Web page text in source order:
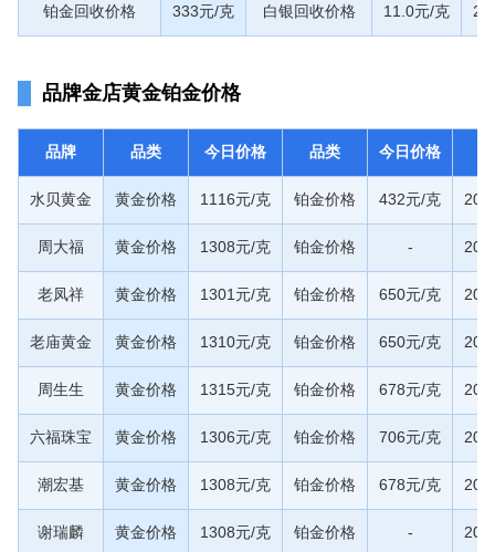
铂金回收价格 333元/克 白银回收价格 11.0元/克
品牌金店黄金铂金价格
品牌 品类 今日价格 品类 今日价格
水贝黄金 黄金价格 1116元/克 铂金价格 432元/克
周大福 黄金价格 1308元/克 铂金价格 -
老凤祥 黄金价格 1301元/克 铂金价格 650元/克
老庙黄金 黄金价格 1310元/克 铂金价格 650元/克
周生生 黄金价格 1315元/克 铂金价格 678元/克
六福珠宝 黄金价格 1306元/克 铂金价格 706元/克
潮宏基 黄金价格 1308元/克 铂金价格 678元/克
谢瑞麟 黄金价格 1308元/克 铂金价格 -